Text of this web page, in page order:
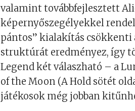
valamint továbbfejlesztett
képernyőszegélyekkel
pántos” kialakítás csökkenti
struktúrát eredményez, így
Legend két válaszható – a
of the Moon (A Hold sötét
játékosok még jobban